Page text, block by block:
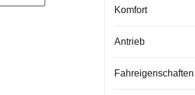
Komfort
Antrieb
Fahreigenschaften